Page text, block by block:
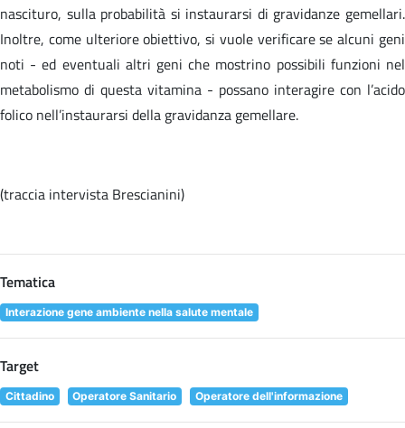
nascituro, sulla probabilità si instaurarsi di gravidanze gemellari.
Inoltre, come ulteriore obiettivo, si vuole verificare se alcuni geni
noti - ed eventuali altri geni che mostrino possibili funzioni nel
metabolismo di questa vitamina - possano interagire con l’acido
folico nell’instaurarsi della gravidanza gemellare.
(traccia intervista Brescianini)
Tematica
Interazione gene ambiente nella salute mentale
Target
Cittadino Operatore Sanitario Operatore dell'informazione